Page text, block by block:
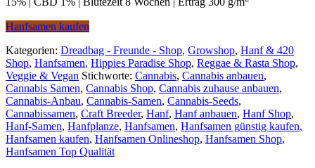
Hanfsamen kaufen
Kategorien: Dreadbag - Freunde - Shop, Growshop, Hanf & 420
Shop, Hanfsamen, Hippies Paradise Shop, Reggae & Rasta Shop,
Veggie & Vegan Stichworte: Cannabis, Cannabis anbauen,
Cannabis Samen, Cannabis Shop, Cannabis zuhause anbauen,
Cannabis-Anbau, Cannabis-Samen, Cannabis-Seeds,
Cannabissamen, Craft Breeder, Hanf, Hanf anbauen, Hanf Shop,
Hanf-Samen, Hanfplanze, Hanfsamen, Hanfsamen günstig kaufen,
Hanfsamen kaufen, Hanfsamen Onlineshop, Hanfsamen Shop,
Hanfsamen Top Qualität